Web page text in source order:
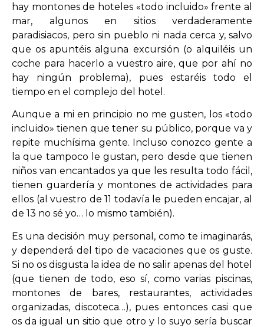
hay montones de hoteles «todo incluido» frente al
mar, algunos en sitios verdaderamente
paradisiacos, pero sin pueblo ni nada cerca y, salvo
que os apuntéis alguna excursión (o alquiléis un
coche para hacerlo a vuestro aire, que por ahí no
hay ningún problema), pues estaréis todo el
tiempo en el complejo del hotel.
Aunque a mi en principio no me gusten, los «todo
incluido» tienen que tener su público, porque va y
repite muchísima gente. Incluso conozco gente a
la que tampoco le gustan, pero desde que tienen
niños van encantados ya que les resulta todo fácil,
tienen guardería y montones de actividades para
ellos (al vuestro de 11 todavía le pueden encajar, al
de 13 no sé yo… lo mismo también).
Es una decisión muy personal, como te imaginarás,
y dependerá del tipo de vacaciones que os guste.
Si no os disgusta la idea de no salir apenas del hotel
(que tienen de todo, eso sí, como varias piscinas,
montones de bares, restaurantes, actividades
organizadas, discoteca…), pues entonces casi que
os da igual un sitio que otro y lo suyo sería buscar